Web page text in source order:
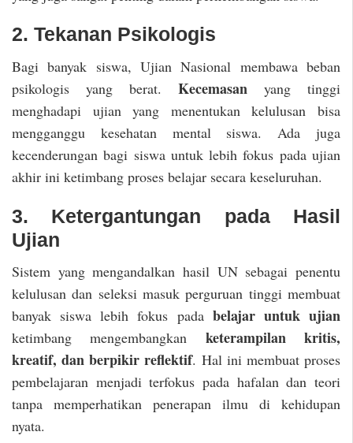
2. Tekanan Psikologis
Bagi banyak siswa, Ujian Nasional membawa beban
psikologis yang berat. Kecemasan yang tinggi
menghadapi ujian yang menentukan kelulusan bisa
mengganggu kesehatan mental siswa. Ada juga
kecenderungan bagi siswa untuk lebih fokus pada ujian
akhir ini ketimbang proses belajar secara keseluruhan.
3. Ketergantungan pada Hasil
Ujian
Sistem yang mengandalkan hasil UN sebagai penentu
kelulusan dan seleksi masuk perguruan tinggi membuat
banyak siswa lebih fokus pada belajar untuk ujian
ketimbang mengembangkan keterampilan kritis,
kreatif, dan berpikir reflektif. Hal ini membuat proses
pembelajaran menjadi terfokus pada hafalan dan teori
tanpa memperhatikan penerapan ilmu di kehidupan
nyata.